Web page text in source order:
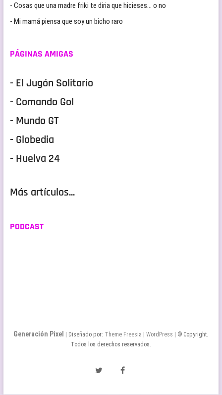
- Cosas que una madre friki te diria que hicieses… o no
- Mi mamá piensa que soy un bicho raro
PÁGINAS AMIGAS
- El Jugón Solitario
- Comando Gol
- Mundo GT
- Globedia
- Huelva 24
Más artículos...
PODCAST
Generación Pixel | Diseñado por: Theme Freesia |WordPress | © Copyright.
Todos los derechos reservados.
TwitterFacebook